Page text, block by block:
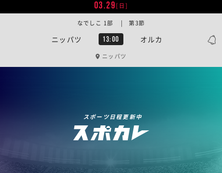
03.29[日]
ニッパツ 13:00 オルカ
なでしこ 1部 | 第3節
ニッパツ
スポーツ日程更新中